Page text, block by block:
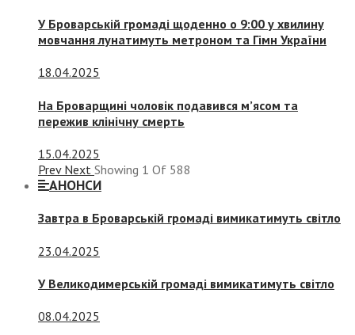
У Броварській громаді щоденно о 9:00 у хвилину
мовчання лунатимуть метроном та Гімн України
18.04.2025
На Броварщині чоловік подавився м’ясом та
пережив клінічну смерть
15.04.2025
Prev Next Showing 1 Of 588
АНОНСИ
Завтра в Броварській громаді вимикатимуть світло
23.04.2025
У Великодимерській громаді вимикатимуть світло
08.04.2025